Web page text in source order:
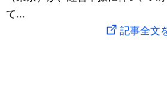
科学・技術
Books
て...
記事全文